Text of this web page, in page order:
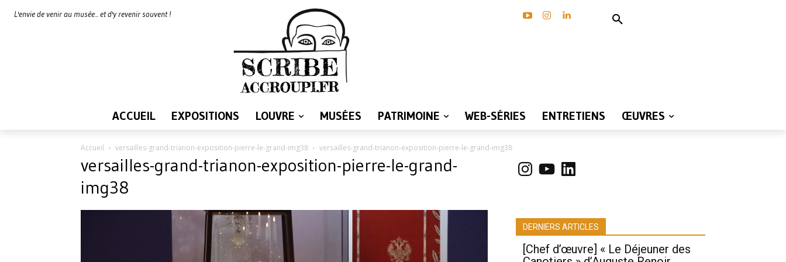
L'envie de venir au musée... et d'y revenir souvent !
ACCUEIL EXPOSITIONS LOUVRE MUSÉES PATRIMOINE WEB-SÉRIES ENTRETIENS ŒUVRES
Accueil versailles-grand-trianon-exposition-pierre-le-grand-img38 versailles-grand-trianon-exposition-pierre-le-grand-img38
versailles-grand-trianon-exposition-pierre-le-grand-
img38
Instagram
YouTubeLinkedIn
DERNIERS ARTICLES
[Chef d’œuvre] « Le Déjeuner des